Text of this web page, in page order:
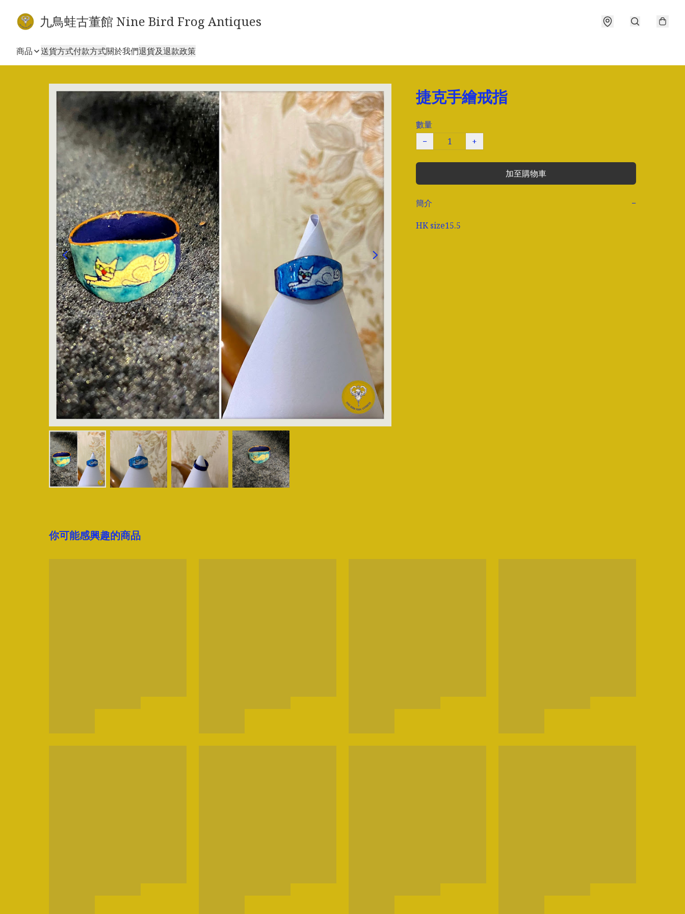
九鳥蛙古董館 Nine Bird Frog Antiques
商品 送貨方式付款方式關於我們退貨及退款政策
捷克手繪戒指
數量
−
+
加至購物車
簡介
−
HK size15.5
你可能感興趣的商品